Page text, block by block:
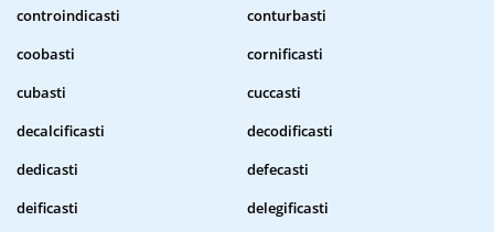
controindicasti
conturbasti
coobasti
cornificasti
cubasti
cuccasti
decalcificasti
decodificasti
dedicasti
defecasti
deificasti
delegificasti